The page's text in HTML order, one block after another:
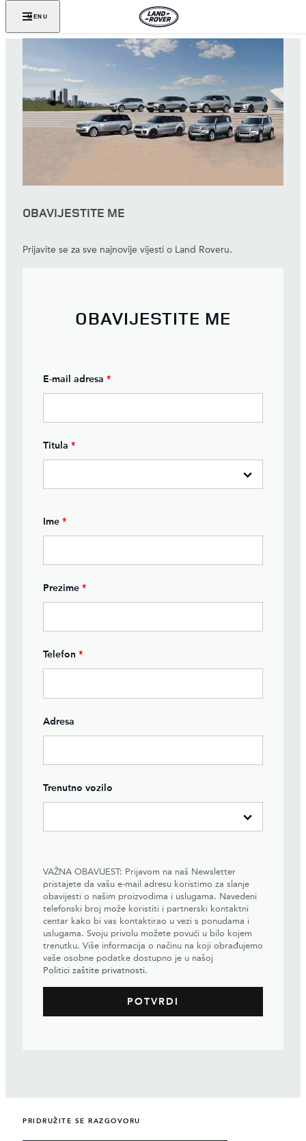
MENU
OBAVIJESTITE ME
Prijavite se za sve najnovije vijesti o Land Roveru.
OBAVIJESTITE ME
E-mail adresa *
Titula *
Ime *
Prezime *
Telefon *
Adresa
Trenutno vozilo
VAŽNA OBAVIJEST: Prijavom na naš Newsletter
pristajete da vašu e-mail adresu koristimo za slanje
obavijesti o našim proizvodima i uslugama. Navedeni
telefonski broj može koristiti i partnerski kontaktni
centar kako bi vas kontaktirao u vezi s ponudama i
uslugama. Svoju privolu možete povući u bilo kojem
trenutku. Više informacija o načinu na koji obrađujemo
vaše osobne podatke dostupno je u našoj
Politici zaštite privatnosti.
PRIDRUŽITE SE RAZGOVORU